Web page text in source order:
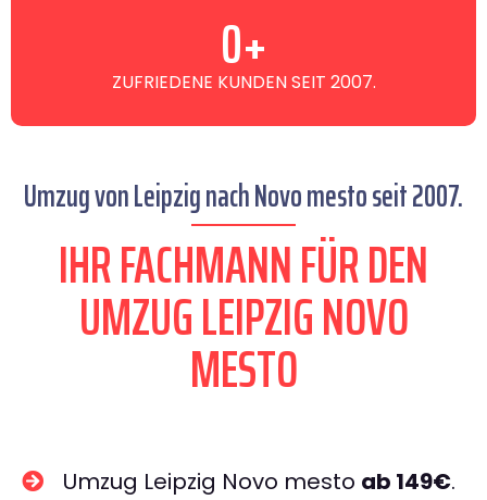
ZUFRIEDENE KUNDEN SEIT 2007.
0+
Umzug von Leipzig nach Novo mesto seit 2007.
IHR FACHMANN FÜR DEN
UMZUG LEIPZIG NOVO
MESTO
Umzug Leipzig Novo mesto ab 149€.